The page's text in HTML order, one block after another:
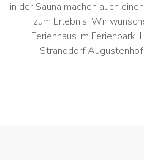
in der Sauna machen auch
zum Erlebnis. Wir
Ferienhaus im
Stranddorf